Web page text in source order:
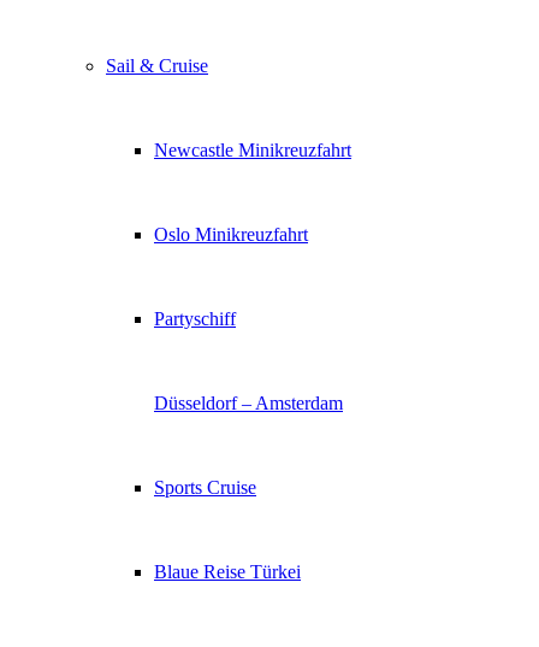
Sail & Cruise
Newcastle Minikreuzfahrt
Oslo Minikreuzfahrt
Partyschiff
Düsseldorf – Amsterdam
Sports Cruise
Blaue Reise Türkei